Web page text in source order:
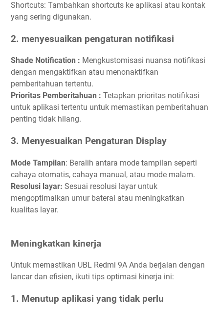
Shortcuts: Tambahkan shortcuts ke aplikasi atau kontak
yang sering digunakan.
2. menyesuaikan pengaturan notifikasi
Shade Notification : Mengkustomisasi nuansa notifikasi
dengan mengaktifkan atau menonaktifkan
pemberitahuan tertentu.
Prioritas Pemberitahuan : Tetapkan prioritas notifikasi
untuk aplikasi tertentu untuk memastikan pemberitahuan
penting tidak hilang.
3. Menyesuaikan Pengaturan Display
Mode Tampilan: Beralih antara mode tampilan seperti
cahaya otomatis, cahaya manual, atau mode malam.
Resolusi layar: Sesuai resolusi layar untuk
mengoptimalkan umur baterai atau meningkatkan
kualitas layar.
Meningkatkan kinerja
Untuk memastikan UBL Redmi 9A Anda berjalan dengan
lancar dan efisien, ikuti tips optimasi kinerja ini:
1. Menutup aplikasi yang tidak perlu